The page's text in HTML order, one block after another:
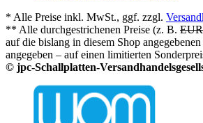
* Alle Preise inkl. MwSt., ggf. zzgl.
** Alle durchgestrichenen Preise (z. B.
auf die bislang in diesem Shop
angegeben – auf einen limitierten
© jpc-Schallplatten-